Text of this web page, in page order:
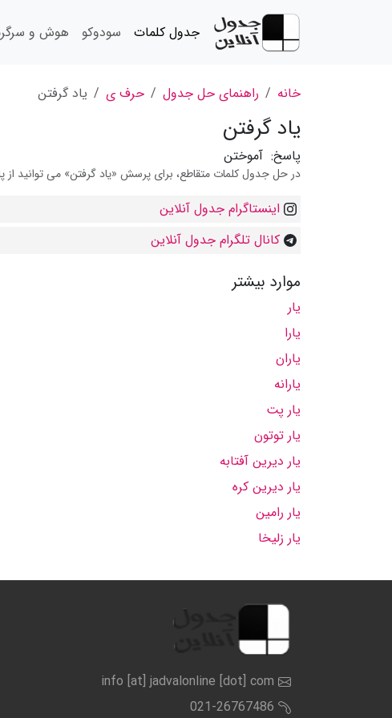
جدول کلمات سودوکو هوش و
خانه راهنمای حل جدول حرف ی یاد گرفتن
یاد گرفتن
پاسخ: آموختن
در حل جدول کلمات متقاطع، برای پرسش «یاد گرفتن» می توانید از
اینستاگرام جدول آنلاین
کانال تلگرام جدول آنلاین
موارد بیشتر
یار
یارا
یاران
یارانه
یار پت
یار توتون
یار دیرین آفتابه
یار دیرین کره
یار رامین
یار زلیخا
info [at] jadvalonline [dot] com
021-26767486